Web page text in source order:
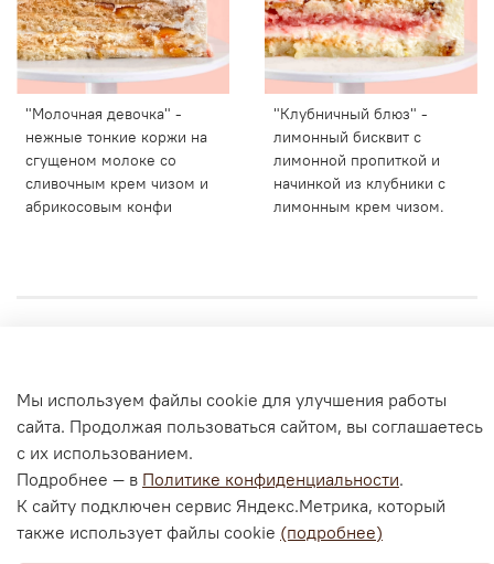
"Молочная девочка" -
нежные тонкие коржи на
сгущеном молоке со
сливочным крем чизом и
абрикосовым конфи
"Клубничный блюз" -
лимонный бисквит с
лимонной пропиткой и
начинкой из клубники с
лимонным крем чизом.
Согласие на обработку персональных данных
Политика конфиденциальности и оферта
Согласие на ОПД с помощью «Яндекс.Метрика»
Мы используем файлы cookie для улучшения работы
сайта. Продолжая пользоваться сайтом, вы соглашаетесь
с их использованием.
Подробнее — в Политике конфиденциальности.
К сайту подключен сервис Яндекс.Метрика, который
также использует файлы cookie (подробнее)